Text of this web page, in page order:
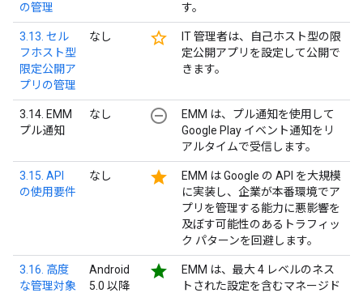
の管理
す。
3.13. セル
フホスト型
限定公開ア
プリの管理
なし star_border
IT 管理者は、自己ホスト型の限
定公開アプリを設定して公開で
きます。
3.14. EMM
プル通知
なし remove_circle_outline
EMM は、プル通知を使用して
Google Play イベント通知をリ
アルタイムで受信します。
3.15. API
の使用要件
なし star
EMM は Google の API を大規模
に実装し、企業が本番環境でア
プリを管理する能力に悪影響を
及ぼす可能性のあるトラフィッ
ク パターンを回避します。
3.16. 高度
な管理対象
Android
5.0 以降
star
EMM は、最大 4 レベルのネス
トされた設定を含むマネージド